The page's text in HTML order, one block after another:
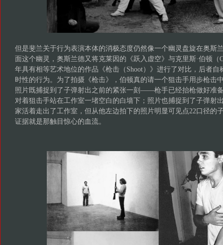
但是斐兰关于行为表演本体的消极态度仍然像一个幽灵盘旋在奥斯
面这个幽灵，奥斯兰德又将克莱因的《跃入虚空》与克里斯·伯顿（
年具有相等艺术地位的作品《枪击（Shoot）》进行了对比，后者自
时性的行为。为了拍摄《枪击》，伯顿真的请一个狙击手用步枪击
照片既捕捉到了子弹射出之前的紧张一刻——枪手已经抬枪做好准
对着狙击手站在工作室一堵空白的白墙下；照片也捕捉到了子弹
家活着走出了工作室，但从他左边拍下的照片明显可见点22口径的
证据就是那触目惊心的血流。